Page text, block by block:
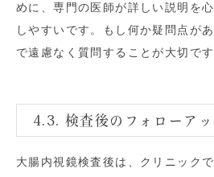
めに、専門の医師が詳しい説明を
しやすいです。もし何か疑問点が
で遠慮なく質問することが大切です
4.3. 検査後のフォローアッ
大腸内視鏡検査後は、クリニック